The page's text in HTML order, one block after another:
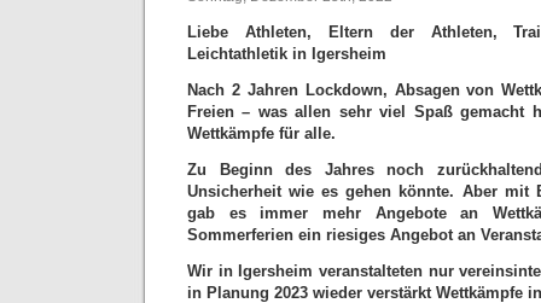
Liebe Athleten, Eltern der Athleten,
Leichtathletik in Igersheim
Nach 2 Jahren Lockdown, Absagen von
Freien – was allen sehr viel Spaß gemacht
Wettkämpfe für alle.
Zu Beginn des Jahres noch
Unsicherheit wie es gehen könnte. Aber mit
gab es immer mehr Angebote an
Sommerferien ein riesiges Angebot an
Wir in Igersheim veranstalteten nur
in Planung 2023 wieder verstärkt Wettkämpfe